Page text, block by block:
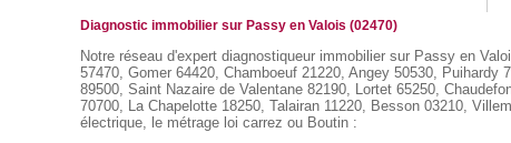
Diagnostic immobilier sur Passy en Valois (02470)
Notre réseau d'expert diagnostiqueur immobilier sur Passy en
57470, Gomer 64420, Chamboeuf 21220, Angey 50530,
89500, Saint Nazaire de Valentane 82190, Lortet 65250,
70700, La Chapelotte 18250, Talairan 11220, Besson 03210,
électrique, le métrage loi carrez ou Boutin :